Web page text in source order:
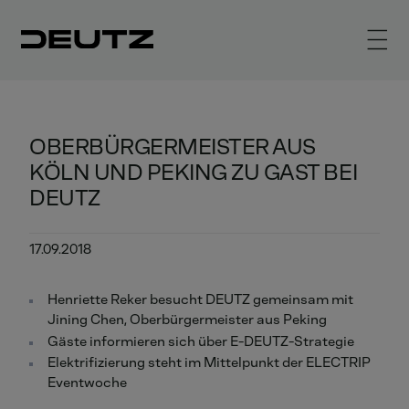
OBERBÜRGERMEISTER AUS
KÖLN UND PEKING ZU GAST BEI
DEUTZ
17.09.2018
Henriette Reker besucht DEUTZ gemeinsam mit
Jining Chen, Oberbürgermeister aus Peking
Gäste informieren sich über E-DEUTZ-Strategie
Elektrifizierung steht im Mittelpunkt der ELECTRIP
Eventwoche